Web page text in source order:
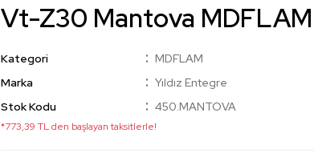
Vt-Z30 Mantova MDFLAM
Kategori
MDFLAM
Marka
Yıldız Entegre
Stok Kodu
450.MANTOVA
*773,39 TL den başlayan taksitlerle!